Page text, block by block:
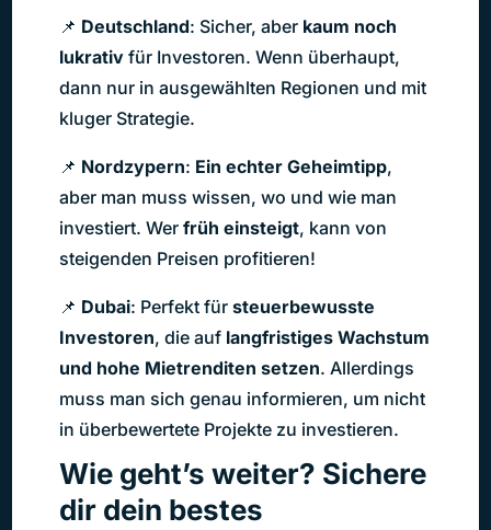
📌 Deutschland: Sicher, aber kaum noch
lukrativfür Investoren. Wenn überhaupt,
dann nur in ausgewählten Regionen und mit
kluger Strategie.
📌 Nordzypern: Ein echter Geheimtipp,
aber man muss wissen, wo und wie man
investiert. Wer früh einsteigt, kann von
steigenden Preisen profitieren!
📌 Dubai: Perfekt für steuerbewusste
Investoren, die auf langfristiges Wachstum
und hohe Mietrenditen setzen. Allerdings
muss man sich genau informieren, um nicht
in überbewertete Projekte zu investieren.
Wie geht’s weiter? Sichere
dir dein bestes